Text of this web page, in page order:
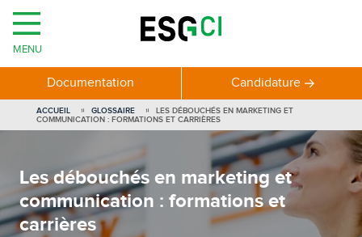
Les débouchés en marketing et
communication : formations et
carrières
ACCUEIL GLOSSAIRE
LES DÉBOUCHÉS EN MARKETING ET
COMMUNICATION : FORMATIONS ET CARRIÈRES
MENU
Documentation Candidature